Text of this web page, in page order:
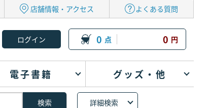
店舗情報・アクセス よくある質問
0 点 0 円
電子書籍 グッズ・他
詳細検索